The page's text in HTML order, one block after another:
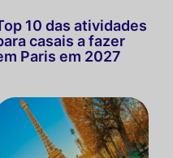
10 das atividades
casais a fazer
Paris em 2027